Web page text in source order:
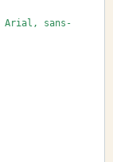
sans-